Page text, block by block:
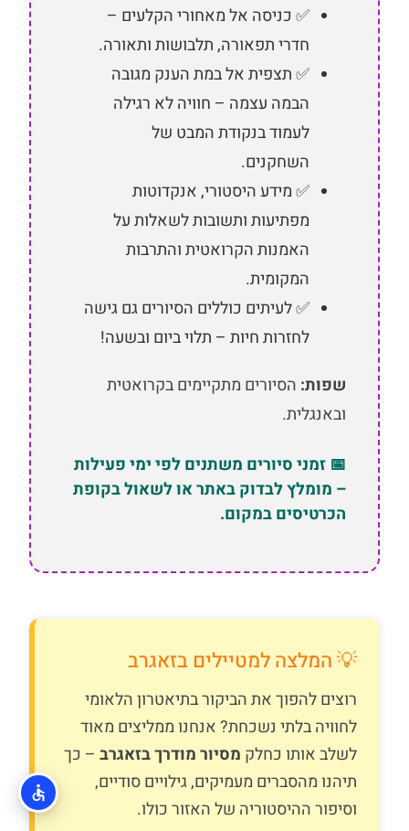
✅ כניסה אל מאחורי הקלעים –
חדרי תפאורה, תלבושות ותאורה.
✅ תצפית אל במת הענק מגובה
הבמה עצמה – חוויה לא רגילה
לעמוד בנקודת המבט של
השחקנים.
✅ מידע היסטורי, אנקדוטות
מפתיעות ותשובות לשאלות על
האמנות הקרואטית והתרבות
המקומית.
✅ לעיתים כוללים הסיורים גם גישה
לחזרות חיות – תלוי ביום ובשעה!
שפות: הסיורים מתקיימים בקרואטית
ובאנגלית.
📅 זמני סיורים משתנים לפי ימי פעילות
– מומלץ לבדוק באתר או לשאול בקופת
הכרטיסים במקום.
💡 המלצה למטיילים בזאגרב
רוצים להפוך את הביקור בתיאטרון הלאומי
לחוויה בלתי נשכחת? אנחנו ממליצים מאוד
לשלב אותו כחלק מסיור מודרך בזאגרב – כך
תיהנו מהסברים מעמיקים, גילויים סודיים,
וסיפור ההיסטוריה של האזור כולו.